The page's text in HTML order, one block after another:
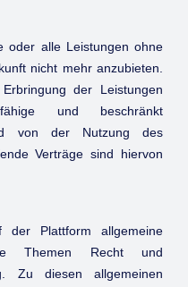
oder alle Leistungen ohne
nicht mehr anzubieten.
der Leistungen
und beschränkt
von der Nutzung des
Verträge sind hiervon
Plattform allgemeine
Themen Recht und
Zu diesen allgemeinen